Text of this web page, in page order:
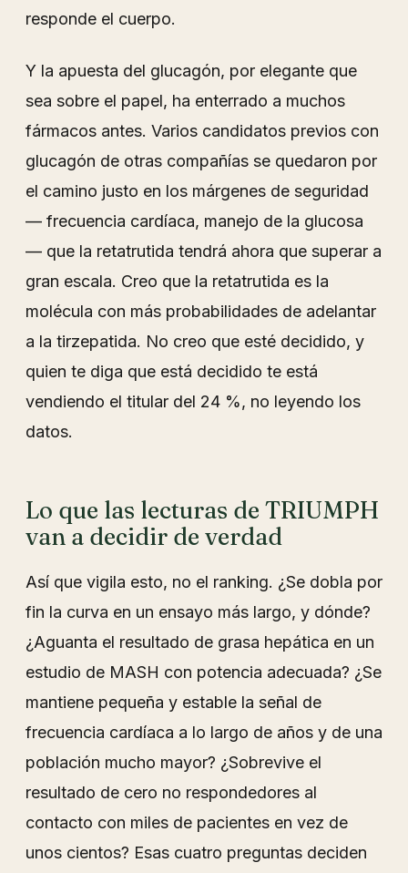
responde el cuerpo.
Y la apuesta del glucagón, por elegante que
sea sobre el papel, ha enterrado a muchos
fármacos antes. Varios candidatos previos con
glucagón de otras compañías se quedaron por
el camino justo en los márgenes de seguridad
— frecuencia cardíaca, manejo de la glucosa
— que la retatrutida tendrá ahora que superar a
gran escala. Creo que la retatrutida es la
molécula con más probabilidades de adelantar
a la tirzepatida. No creo que esté decidido, y
quien te diga que está decidido te está
vendiendo el titular del 24 %, no leyendo los
datos.
Lo que las lecturas de TRIUMPH
van a decidir de verdad
Así que vigila esto, no el ranking. ¿Se dobla por
fin la curva en un ensayo más largo, y dónde?
¿Aguanta el resultado de grasa hepática en un
estudio de MASH con potencia adecuada? ¿Se
mantiene pequeña y estable la señal de
frecuencia cardíaca a lo largo de años y de una
población mucho mayor? ¿Sobrevive el
resultado de cero no respondedores al
contacto con miles de pacientes en vez de
unos cientos? Esas cuatro preguntas deciden